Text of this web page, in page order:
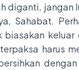
diganti, jangan
Sahabat.
biasakan keluar
harus